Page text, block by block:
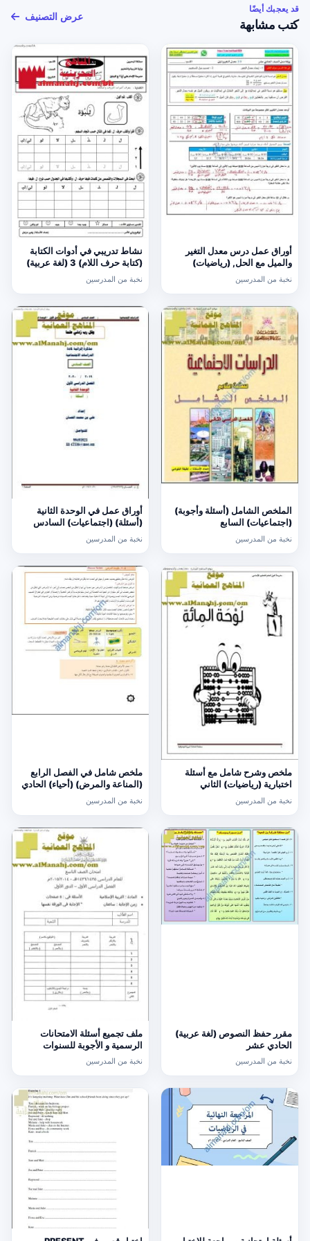
قد يعجبك أيضًا
كتب مشابهة
عرض التصنيف
أوراق عمل درس معدل التغير
والميل مع الحل, (رياضيات)
الحادي عشر العام
نخبة من المدرسين
نشاط تدريبي في أدوات الكتابة
(كتابة حرف اللام) 3 (لغة عربية)
نخبة من المدرسين
الملخص الشامل (أسئلة وأجوبة)
(اجتماعيات) السابع
نخبة من المدرسين
أوراق عمل في الوحدة الثانية
(أسئلة) (اجتماعيات) السادس
نخبة من المدرسين
ملخص وشرح شامل مع أسئلة
اختبارية (رياضيات) الثاني
نخبة من المدرسين
ملخص شامل في الفصل الرابع
(المناعة والمرض) (أحياء) الحادي
نخبة من المدرسين
مقرر حفظ النصوص (لغة عربية)
الحادي عشر
نخبة من المدرسين
ملف تجميع أسئلة الامتحانات
الرسمية و الأجوبة للسنوات
السابقة الدور الأول (الامتحانات)
التاسع
نخبة من المدرسين